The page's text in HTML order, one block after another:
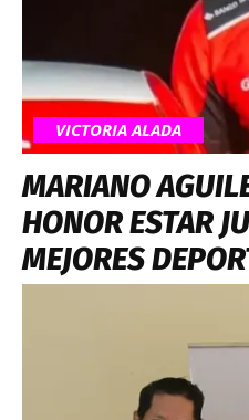
VICTORIA ALADA
MARIANO
HONOR ESTAR
MEJORES